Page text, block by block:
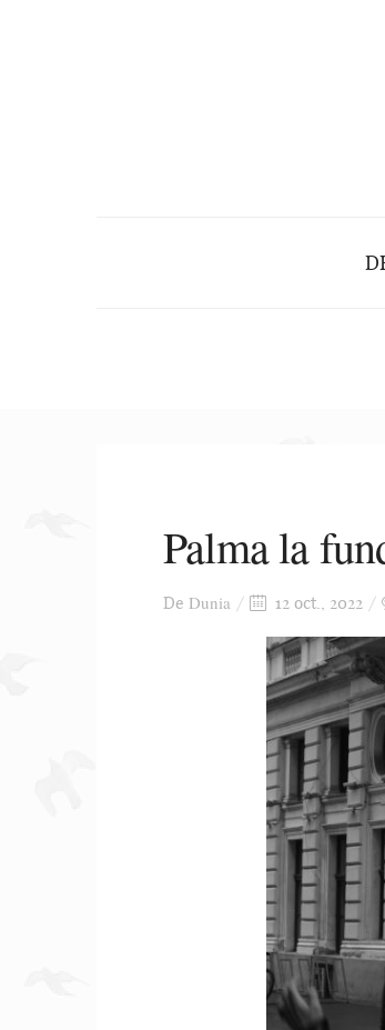
Palma la
De Dunia 12 oct., 2022